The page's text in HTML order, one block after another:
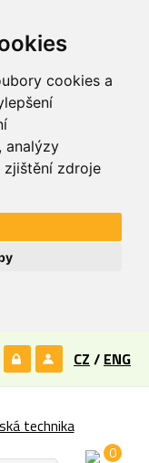
cookies a
analýzy
zjištění zdroje
CZ / ENG
0